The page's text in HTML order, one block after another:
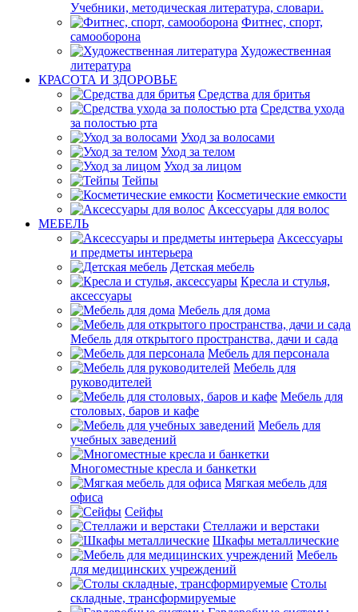
Учебники, методическая литература, словари.
Фитнес, спорт,
самооборона
Художественная
литература
КРАСОТА И ЗДОРОВЬЕ
Средства для бритья
Средства ухода
за полостью рта
Уход за волосами
Уход за телом
Уход за лицом
Тейпы
Косметические емкости
Аксессуары для волос
МЕБЕЛЬ
Аксессуары
и предметы интерьера
Детская мебель
Кресла и стулья,
аксессуары
Мебель для дома
Мебель для открытого пространства, дачи и сада
Мебель для персонала
Мебель для
руководителей
Мебель для
столовых, баров и кафе
Мебель для
учебных заведений
Многоместные кресла и банкетки
Мягкая мебель для
офиса
Сейфы
Стеллажи и верстаки
Шкафы металлические
Мебель
для медицинских учреждений
Столы
складные, трансформируемые